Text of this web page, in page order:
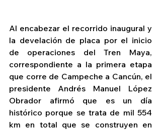
Al encabezar el recorrido inaugural y
la develación de placa por el inicio
de operaciones del Tren Maya,
correspondiente a la primera etapa
que corre de Campeche a Cancún, el
presidente Andrés Manuel López
Obrador afirmó que es un día
histórico porque se trata de mil 554
km en total que se construyen en